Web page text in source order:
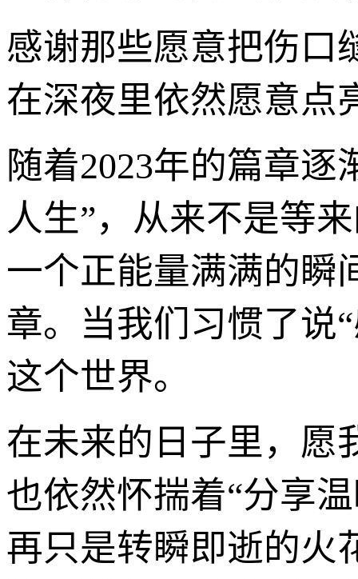
感谢那些愿意把伤口
在深夜里依然愿意点
随着2023年的篇章
人生”，从来不是等
一个正能量满满的瞬
章。当我们习惯了说
这个世界。
在未来的日子里，愿
也依然怀揣着“分享
再只是转瞬即逝的火